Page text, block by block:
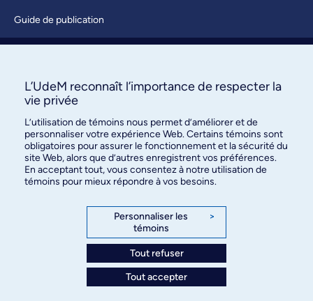
Guide de publication
À propos / Nous joindre
des relations publiques
3744, rue Jean-Brillant, bureau 490
Montréal (Québec) H3T 1P1
L’UdeM reconnaît l’importance de respecter la
vie privée
L’utilisation de témoins nous permet d’améliorer et de
personnaliser votre expérience Web. Certains témoins sont
obligatoires pour assurer le fonctionnement et la sécurité du
site Web, alors que d’autres enregistrent vos préférences.
En acceptant tout, vous consentez à notre utilisation de
témoins pour mieux répondre à vos besoins.
Personnaliser les
témoins
>
Tout refuser
Tout accepter